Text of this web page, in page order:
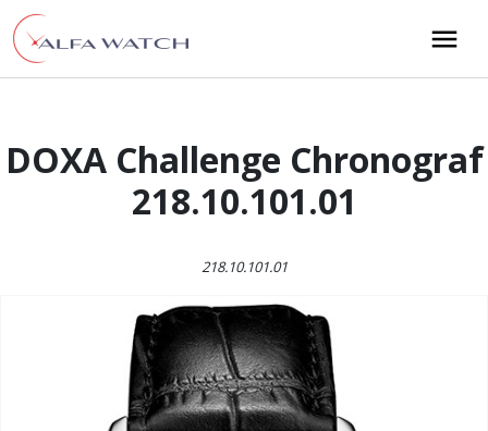
Przejdź do treści
Main Navigation
DOXA Challenge Chronograf
218.10.101.01
218.10.101.01